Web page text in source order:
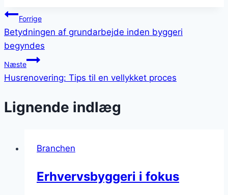
Indlægsnavigation
Forrige
Betydningen af grundarbejde inden byggeri
begyndes
Næste
Husrenovering: Tips til en vellykket proces
Lignende indlæg
Branchen
Erhvervsbyggeri i fokus